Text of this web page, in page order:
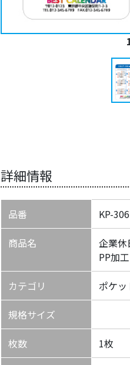
詳細情報
品番 KP-306
商品名
企業休
PP加工
カテゴリ ポケッ
規格サイズ
枚数 1枚